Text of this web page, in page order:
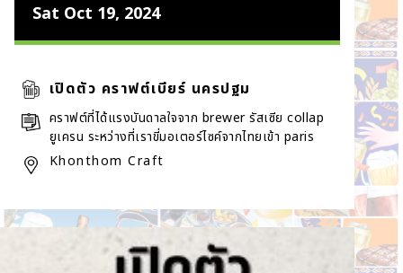
Sat Oct 19, 2024
เปิดตัว คราฟต์เบียร์ นครปฐม
คราฟต์ที่ได้แรงบันดาลใจจาก brewer รัสเซีย collap
ยูเครน ระหว่างที่เราขี่มอเตอร์ไซค์จากไทยเข้า paris
Khonthom Craft